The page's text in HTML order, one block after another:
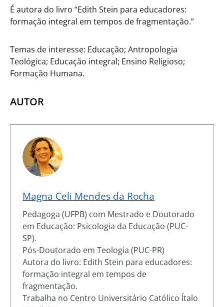
É autora do livro “Edith Stein para educadores:
formação integral em tempos de fragmentação.”
Temas de interesse: Educação; Antropologia
Teológica; Educação integral; Ensino Religioso;
Formação Humana.
AUTOR
Magna Celi Mendes da Rocha
Pedagoga (UFPB) com Mestrado e Doutorado
em Educação: Psicologia da Educação (PUC-
SP).
Pós-Doutorado em Teologia (PUC-PR)
Autora do livro: Edith Stein para educadores:
formação integral em tempos de
fragmentação.
Trabalha no Centro Universitário Católico Ítalo